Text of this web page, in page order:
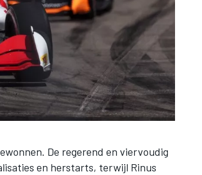
De regerend en viervoudig
en herstarts, terwijl Rinus